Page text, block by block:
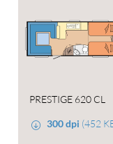
PRESTIGE 620 CL
300 dpi (452